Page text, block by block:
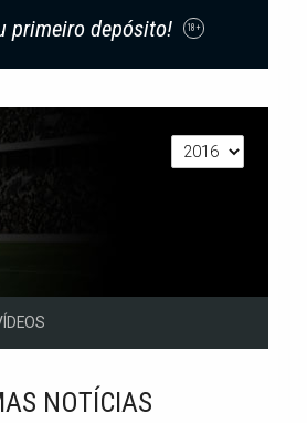
primeiro depósito! 18+
NOTÍCIAS